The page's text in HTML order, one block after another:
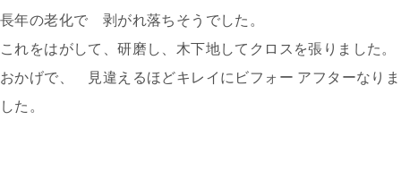
長年の老化で 剥がれ落ちそうでした。
これをはがして、研磨し、木下地してクロスを張りました。
おかげで、 見違えるほどキレイにビフォー アフターなりま
した。